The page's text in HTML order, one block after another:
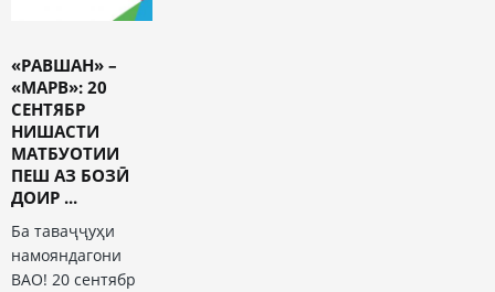
«РАВШАН» –
«МАРВ»: 20
СЕНТЯБР
НИШАСТИ
МАТБУОТИИ
ПЕШ АЗ БОЗӢ
ДОИР ...
Ба таваҷҷуҳи
намояндагони
ВАО! 20 сентябр